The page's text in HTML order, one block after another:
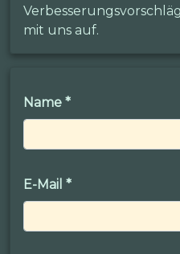
mit uns auf.
Name *
E-Mail *